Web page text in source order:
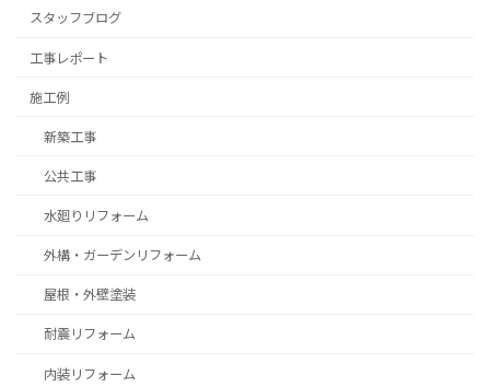
スタッフブログ
⼯事レポート
施工例
新築工事
公共工事
水廻りリフォーム
外構・ガーデンリフォーム
屋根・外壁塗装
耐震リフォーム
内装リフォーム